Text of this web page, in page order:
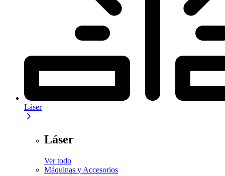
Láser
Láser
Ver todo
Máquinas y Accesorios